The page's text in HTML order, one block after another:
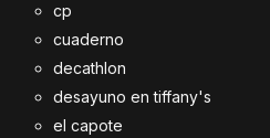
cp
cuaderno
decathlon
desayuno en tiffany's
el capote